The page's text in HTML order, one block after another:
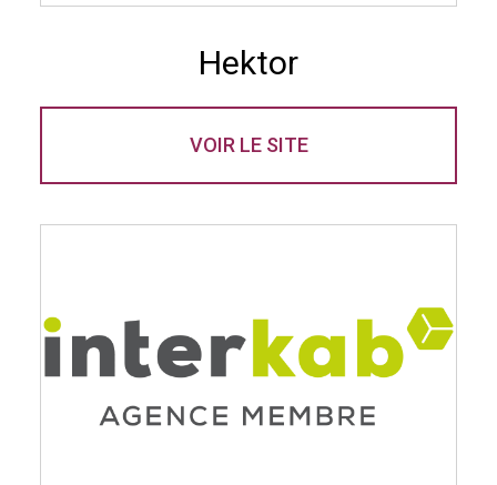
Hektor
VOIR LE SITE